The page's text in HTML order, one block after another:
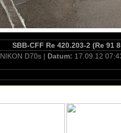
SBB-CFF Re 420.203-2 (Re 91
NIKON D70s | Datum: 17.09.12